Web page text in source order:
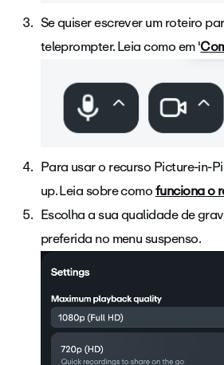
Se quiser escrever um roteiro
teleprompter. Leia como em '
Para usar o recurso Picture-in-
up. Leia sobre comofunciona o
Escolha a sua qualidade de
preferida no menu suspenso.